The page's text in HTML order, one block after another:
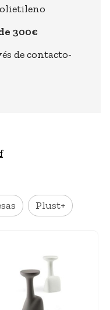
300€
de contacto-
Plust+